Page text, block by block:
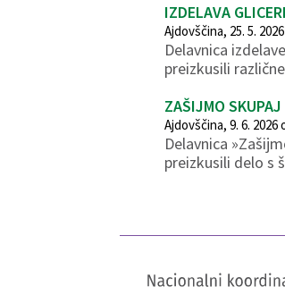
IZDELAVA
Ajdovščina, 25. 5.
Delavnica
preizkusili
ZAŠIJMO SKUPAJ
Ajdovščina, 9. 6. 2026
Delavnica
preizkusili delo s